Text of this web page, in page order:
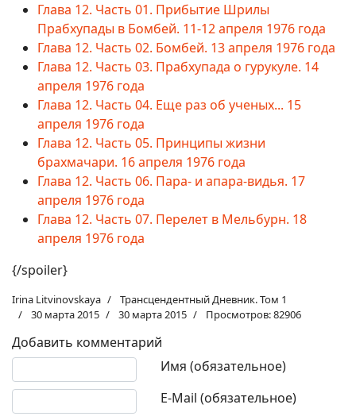
Глава 12. Часть 01. Прибытие Шрилы
Прабхупады в Бомбей. 11-12 апреля 1976 года
Глава 12. Часть 02. Бомбей. 13 апреля 1976 года
Глава 12. Часть 03. Прабхупада о гурукуле. 14
апреля 1976 года
Глава 12. Часть 04. Еще раз об ученых... 15
апреля 1976 года
Глава 12. Часть 05. Принципы жизни
брахмачари. 16 апреля 1976 года
Глава 12. Часть 06. Пара- и апара-видья. 17
апреля 1976 года
Глава 12. Часть 07. Перелет в Мельбурн. 18
апреля 1976 года
{/spoiler}
Irina Litvinovskaya
Трансцендентный Дневник. Том 1
30 марта 2015
30 марта 2015 Просмотров: 82906
Добавить комментарий
Имя (обязательное)
E-Mail (обязательное)
Текст комментария